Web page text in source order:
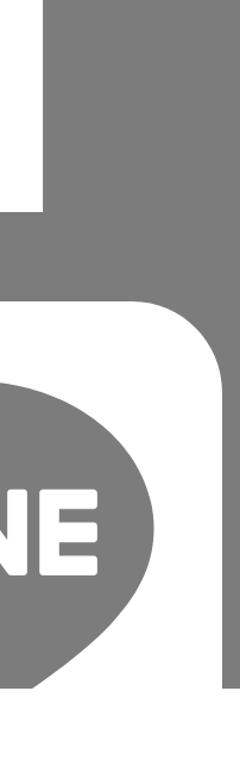
โดว์ 11